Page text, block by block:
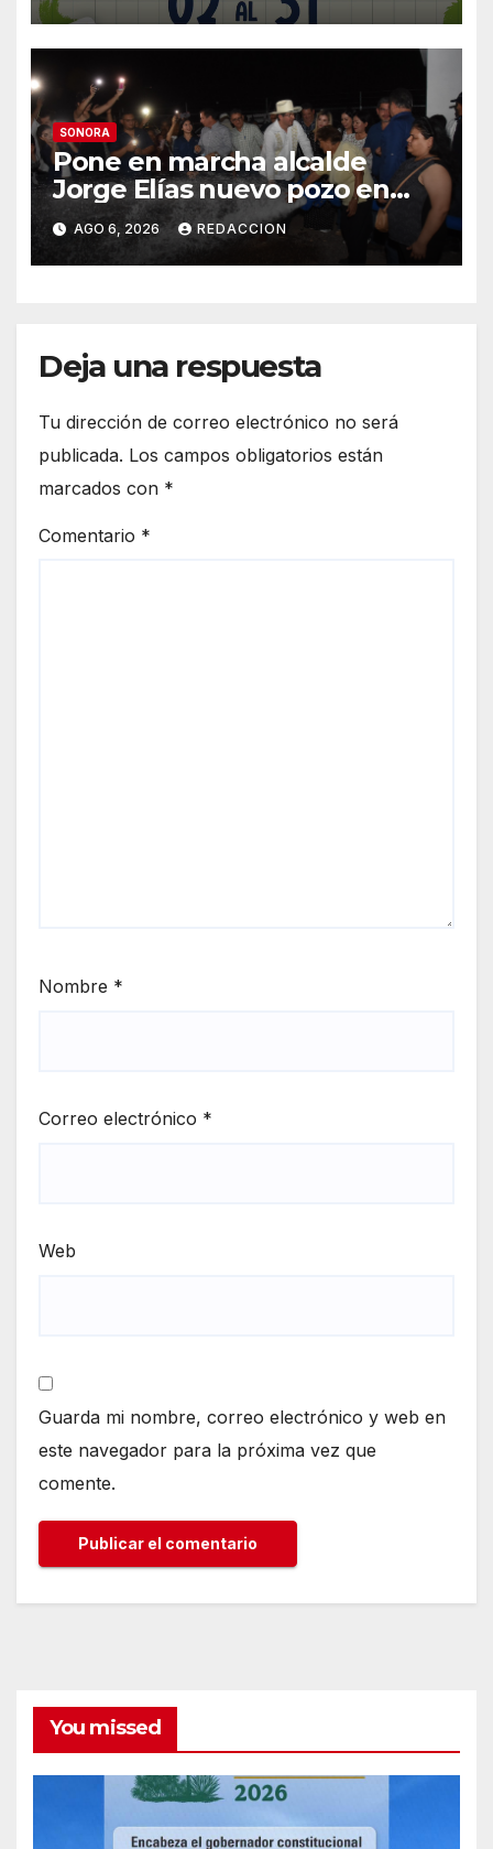
SONORA
Pone en marcha alcalde
Jorge Elías nuevo pozo en
Tierra Blanca, Tesia:
Suministrará 20 litros por
segundo de agua potable
AGO 6, 2026 REDACCION
Deja una respuesta
Tu dirección de correo electrónico no será
publicada. Los campos obligatorios están
marcados con *
Comentario *
Nombre *
Correo electrónico *
Web
Guarda mi nombre, correo electrónico y web en
este navegador para la próxima vez que
comente.
You missed